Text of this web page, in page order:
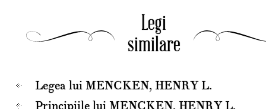
Legi
similare
Legea lui MENCKEN, HENRY L.